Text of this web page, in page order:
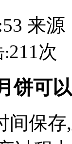
来源
:211次
饼可
间保